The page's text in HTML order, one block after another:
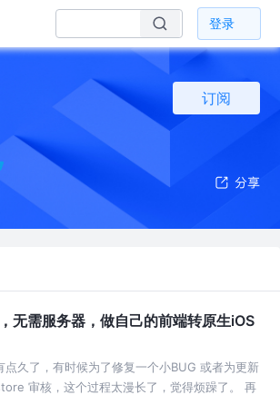
登录
订阅
无需服务器，做自己的前端转原生iOS
点久了，有时候为了修复一个小BUG 或者为更新
审核，这个过程太漫长了，觉得烦躁了。 再